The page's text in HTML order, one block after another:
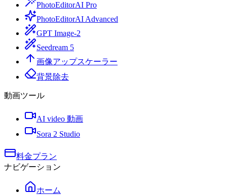
PhotoEditorAI Pro
PhotoEditorAI Advanced
GPT Image-2
Seedream 5
画像アップスケーラー
背景除去
動画ツール
AI video 動画
Sora 2 Studio
料金プラン
ナビゲーション
ホーム